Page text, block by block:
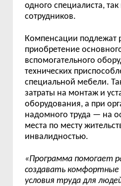
одного специалиста,
сотрудников.
Компенсации подлежат
приобретение
вспомогательного
технических
специальной мебели.
затраты на монтаж и
оборудования, а при
надомного труда — на
места по месту
инвалидностью.
«Программа помогает
создавать комфортные
условия труда для